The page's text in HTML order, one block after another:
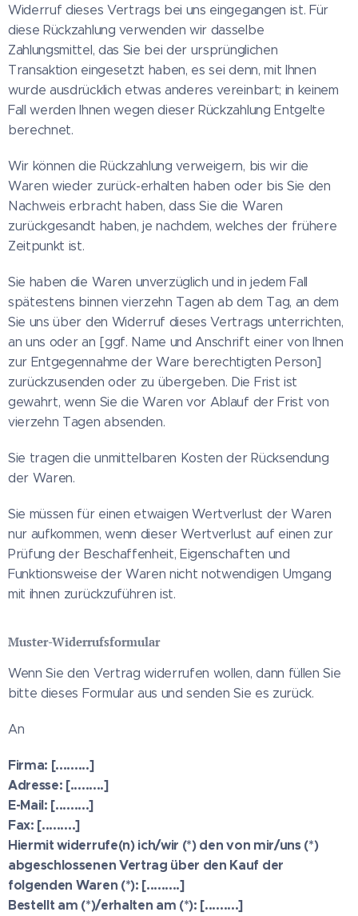
Widerruf dieses Vertrags bei uns eingegangen ist. Für
diese Rückzahlung verwenden wir dasselbe
Zahlungsmittel, das Sie bei der ursprünglichen
Transaktion eingesetzt haben, es sei denn, mit Ihnen
wurde ausdrücklich etwas anderes vereinbart; in keinem
Fall werden Ihnen wegen dieser Rückzahlung Entgelte
berechnet.
Wir können die Rückzahlung verweigern, bis wir die
Waren wieder zurück-erhalten haben oder bis Sie den
Nachweis erbracht haben, dass Sie die Waren
zurückgesandt haben, je nachdem, welches der frühere
Zeitpunkt ist.
Sie haben die Waren unverzüglich und in jedem Fall
spätestens binnen vierzehn Tagen ab dem Tag, an dem
Sie uns über den Widerruf dieses Vertrags unterrichten,
an uns oder an [ggf. Name und Anschrift einer von Ihnen
zur Entgegennahme der Ware berechtigten Person]
zurückzusenden oder zu übergeben. Die Frist ist
gewahrt, wenn Sie die Waren vor Ablauf der Frist von
vierzehn Tagen absenden.
Sie tragen die unmittelbaren Kosten der Rücksendung
der Waren.
Sie müssen für einen etwaigen Wertverlust der Waren
nur aufkommen, wenn dieser Wertverlust auf einen zur
Prüfung der Beschaffenheit, Eigenschaften und
Funktionsweise der Waren nicht notwendigen Umgang
mit ihnen zurückzuführen ist.
Muster-Widerrufsformular
Wenn Sie den Vertrag widerrufen wollen, dann füllen Sie
bitte dieses Formular aus und senden Sie es zurück.
An
Firma: [.........]
Adresse: [.........]
E-Mail: [.........]
Fax: [.........]
Hiermit widerrufe(n) ich/wir (*) den von mir/uns (*)
abgeschlossenen Vertrag über den Kauf der
folgenden Waren (*): [.........]
Bestellt am (*)/erhalten am (*): [.........]